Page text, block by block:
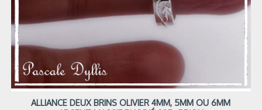
ALLIANCE DEUX BRINS OLIVIER 4MM, 5MM OU 6MM